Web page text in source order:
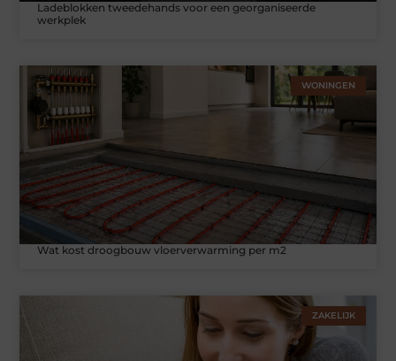
Ladeblokken tweedehands voor een georganiseerde
werkplek
WONINGEN
Wat kost droogbouw vloerverwarming per m2
ZAKELIJK